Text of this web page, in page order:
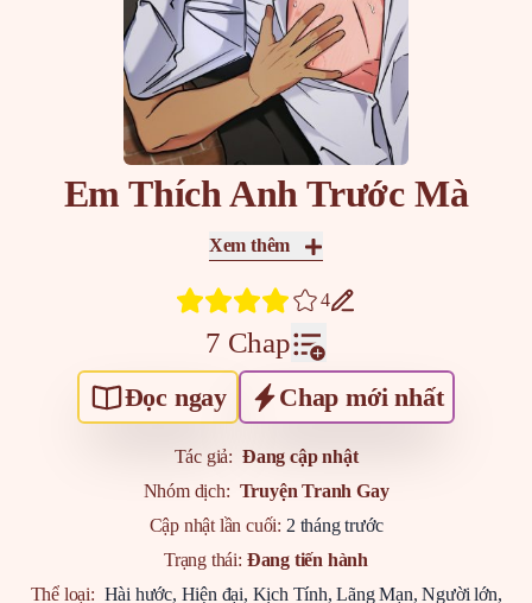
Em Thích Anh Trước Mà
Xem thêm
4
7 Chap
Đọc ngay Chap mới nhất
Tác giả: Đang cập nhật
Nhóm dịch: Truyện Tranh Gay
Cập nhật lần cuối: 2 tháng trước
Trạng thái: Đang tiến hành
Thể loại: Hài hước, Hiện đại, Kịch Tính,Lãng Mạn,Người lớn,